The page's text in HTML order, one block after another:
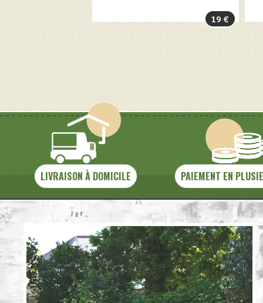
PANIER
19 €
LIVRAISON À DOMICILE PAIEMENT EN